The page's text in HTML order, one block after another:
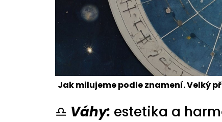
Jak milujeme podle znamení. Velký
♎ Váhy: estetika a